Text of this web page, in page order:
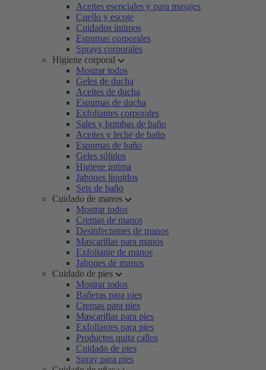
Aceites esenciales y para masajes
Cuello y escote
Cuidados íntimos
Espumas corporales
Sprays corporales
Higiene corporal
Mostrar todos
Geles de ducha
Aceites de ducha
Espumas de ducha
Exfoliantes corporales
Sales y bombas de baño
Aceites y leche de baño
Espumas de baño
Geles sólidos
Higiene íntima
Jabones líquidos
Sets de baño
Cuidado de manos
Mostrar todos
Cremas de manos
Desinfectantes de manos
Mascarillas para manos
Exfoliante de manos
Jabones de manos
Cuidado de pies
Mostrar todos
Bañeras para pies
Cremas para pies
Mascarillas para pies
Exfoliantes para pies
Productos quita callos
Cuidado de pies
Spray para pies